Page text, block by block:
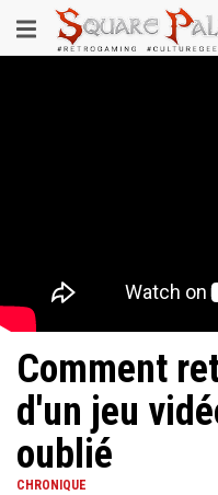
au
contenu
Toggle
navigation
Comment
d'un jeu
oublié
CHRONIQUE